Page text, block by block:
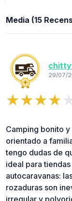
Media (15
29/07/
Camping bonito
orientado a
tengo dudas de
ideal para
autocaravanas:
rozaduras son